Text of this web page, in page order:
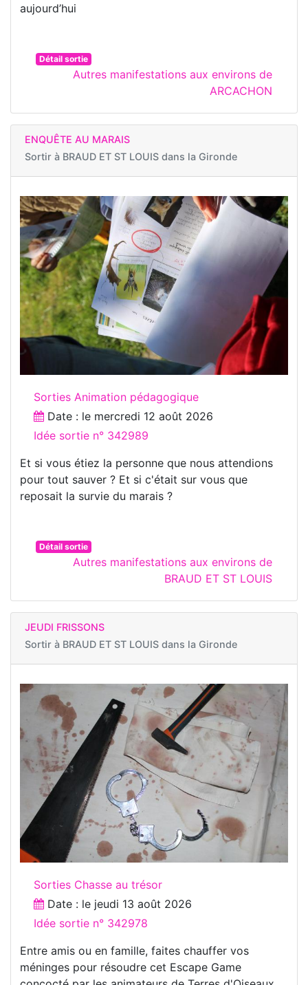
aujourd’hui
Détail sortie
Autres manifestations aux environs de
ARCACHON
ENQUÊTE AU MARAIS
Sortir à BRAUD ET ST LOUIS dans la Gironde
Sorties Animation pédagogique
Date : le mercredi 12 août 2026
Idée sortie n° 342989
Et si vous étiez la personne que nous attendions
pour tout sauver ? Et si c'était sur vous que
reposait la survie du marais ?
Détail sortie
Autres manifestations aux environs de
BRAUD ET ST LOUIS
JEUDI FRISSONS
Sortir à BRAUD ET ST LOUIS dans la Gironde
Sorties Chasse au trésor
Date : le jeudi 13 août 2026
Idée sortie n° 342978
Entre amis ou en famille, faites chauffer vos
méninges pour résoudre cet Escape Game